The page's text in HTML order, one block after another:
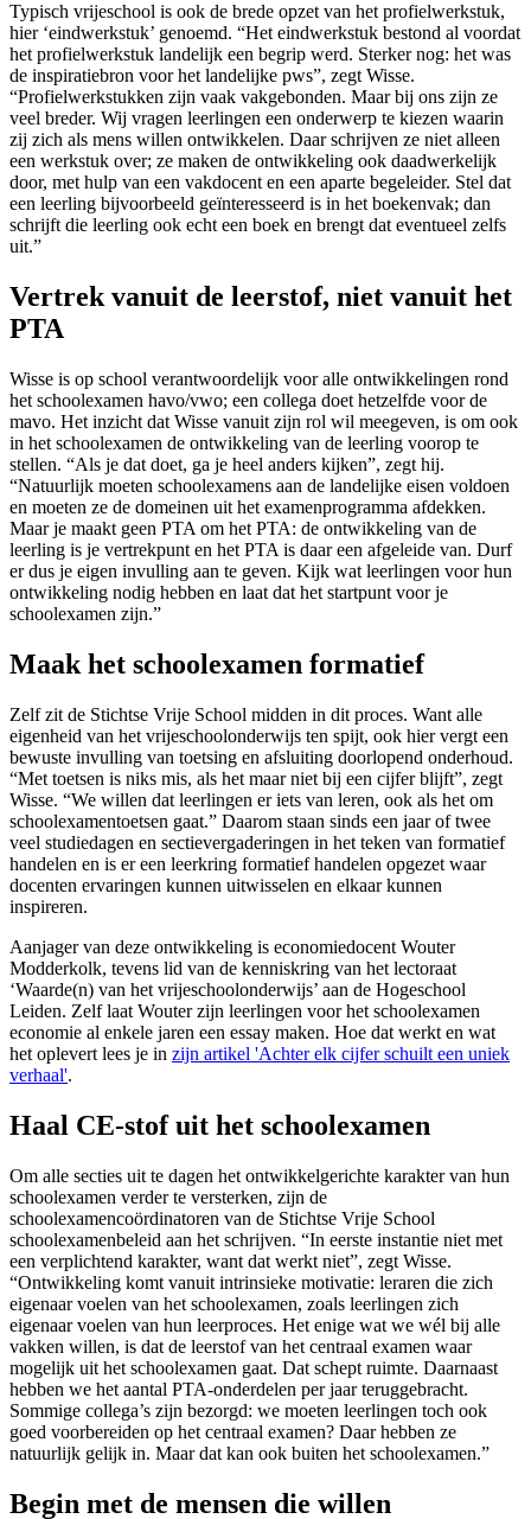
Typisch vrijeschool is ook de brede opzet van het profielwerkstuk,
hier ‘eindwerkstuk’ genoemd. “Het eindwerkstuk bestond al voordat
het profielwerkstuk landelijk een begrip werd. Sterker nog: het was
de inspiratiebron voor het landelijke pws”, zegt Wisse.
“Profielwerkstukken zijn vaak vakgebonden. Maar bij ons zijn ze
veel breder. Wij vragen leerlingen een onderwerp te kiezen waarin
zij zich als mens willen ontwikkelen. Daar schrijven ze niet alleen
een werkstuk over; ze maken de ontwikkeling ook daadwerkelijk
door, met hulp van een vakdocent en een aparte begeleider. Stel dat
een leerling bijvoorbeeld geïnteresseerd is in het boekenvak; dan
schrijft die leerling ook echt een boek en brengt dat eventueel zelfs
uit.”
Vertrek vanuit de leerstof, niet vanuit het
PTA
Wisse is op school verantwoordelijk voor alle ontwikkelingen rond
het schoolexamen havo/vwo; een collega doet hetzelfde voor de
mavo. Het inzicht dat Wisse vanuit zijn rol wil meegeven, is om ook
in het schoolexamen de ontwikkeling van de leerling voorop te
stellen. “Als je dat doet, ga je heel anders kijken”, zegt hij.
“Natuurlijk moeten schoolexamens aan de landelijke eisen voldoen
en moeten ze de domeinen uit het examenprogramma afdekken.
Maar je maakt geen PTA om het PTA: de ontwikkeling van de
leerling is je vertrekpunt en het PTA is daar een afgeleide van. Durf
er dus je eigen invulling aan te geven. Kijk wat leerlingen voor hun
ontwikkeling nodig hebben en laat dat het startpunt voor je
schoolexamen zijn.”
Maak het schoolexamen formatief
Zelf zit de Stichtse Vrije School midden in dit proces. Want alle
eigenheid van het vrijeschoolonderwijs ten spijt, ook hier vergt een
bewuste invulling van toetsing en afsluiting doorlopend onderhoud.
“Met toetsen is niks mis, als het maar niet bij een cijfer blijft”, zegt
Wisse. “We willen dat leerlingen er iets van leren, ook als het om
schoolexamentoetsen gaat.” Daarom staan sinds een jaar of twee
veel studiedagen en sectievergaderingen in het teken van formatief
handelen en is er een leerkring formatief handelen opgezet waar
docenten ervaringen kunnen uitwisselen en elkaar kunnen
inspireren.
Aanjager van deze ontwikkeling is economiedocent Wouter
Modderkolk, tevens lid van de kenniskring van het lectoraat
‘Waarde(n) van het vrijeschoolonderwijs’ aan de Hogeschool
Leiden. Zelf laat Wouter zijn leerlingen voor het schoolexamen
economie al enkele jaren een essay maken. Hoe dat werkt en wat
het oplevert lees je in zijn artikel 'Achter elk cijfer schuilt een uniek
verhaal'.
Haal CE-stof uit het schoolexamen
Om alle secties uit te dagen het ontwikkelgerichte karakter van hun
schoolexamen verder te versterken, zijn de
schoolexamencoördinatoren van de Stichtse Vrije School
schoolexamenbeleid aan het schrijven. “In eerste instantie niet met
een verplichtend karakter, want dat werkt niet”, zegt Wisse.
“Ontwikkeling komt vanuit intrinsieke motivatie: leraren die zich
eigenaar voelen van het schoolexamen, zoals leerlingen zich
eigenaar voelen van hun leerproces. Het enige wat we wél bij alle
vakken willen, is dat de leerstof van het centraal examen waar
mogelijk uit het schoolexamen gaat. Dat schept ruimte. Daarnaast
hebben we het aantal PTA-onderdelen per jaar teruggebracht.
Sommige collega’s zijn bezorgd: we moeten leerlingen toch ook
goed voorbereiden op het centraal examen? Daar hebben ze
natuurlijk gelijk in. Maar dat kan ook buiten het schoolexamen.”
Begin met de mensen die willen